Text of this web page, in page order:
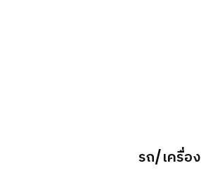
รถ/เครื่อง